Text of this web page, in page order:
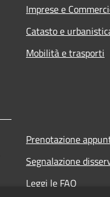
Imprese e
Catasto e
Mobilità e trasporti
Prenotazione
Segnalazione
Leggi le FAQ